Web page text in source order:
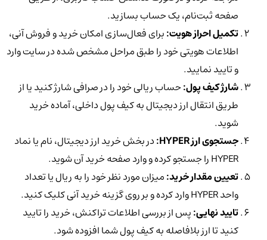
صفحه ثبت‌نام، یک حساب بسازید.
تکمیل احراز هویت:برای فعال‌سازی امکان خرید و فروش آنی،
اطلاعات هویتی خود را طبق مراحل مشخص شده در سایت وارد
و تایید نمایید.
شارژ کیف پول:حساب ریالی خود را در صرافی شارژ کنید یا از
طریق انتقال ارز دیجیتال به کیف پول داخلی، آماده خرید
شوید.
جستجوی ارز HYPER:
در بخش خرید ارز دیجیتال، نام یا نماد
HYPER را جستجو کرده و وارد صفحه خرید آن شوید.
تعیین مقدار خرید:میزان مورد نظر خود را به ریال یا تعداد
واحد HYPER وارد کرده و بر روی گزینه خرید آنی کلیک کنید.
تایید نهایی:پس از بررسی اطلاعات تراکنش، خرید را تایید
کنید تا ارز بلافاصله به کیف پول شما افزوده شود.